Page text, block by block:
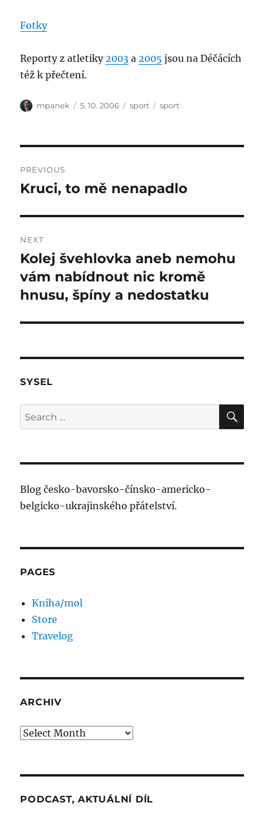
Fotky
Reporty z atletiky 2003 a 2005 jsou na Déčácích
též k přečtení.
Author
mpanek
Posted
5. 10. 2006 Categories
sport Tags
sport
navigation
PREVIOUS
Previous
Kruci, to mě nenapadlo
NEXT
Next
post:
Kolej švehlovka aneb nemohu
vám nabídnout nic kromě
hnusu, špíny a nedostatku
SYSEL
Search
for:
Blog česko-bavorsko-čínsko-americko-
belgicko-ukrajinského přátelství.
PAGES
Kniha/mol
Store
Travelog
ARCHIV
Archiv
PODCAST, AKTUÁLNÍ DÍL